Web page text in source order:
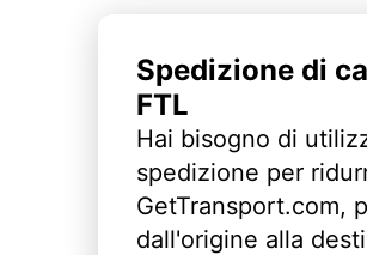
Spedizione di
FTL
Hai bisogno di
spedizione per
GetTransport.com,
dall'origine alla